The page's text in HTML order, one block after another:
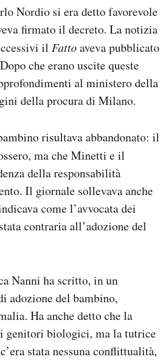
Nordio si era detto favorevole
firmato il decreto. La notizia
il Fattoaveva pubblicato
che erano uscite queste
al ministero della
della procura di Milano.
risultava abbandonato: il
ma che Minetti e il
della responsabilità
Il giornale sollevava anche
come l’avvocata dei
contraria all’adozione del
Nanni ha scritto, in un
adozione del bambino,
Ha anche detto che la
genitori biologici, ma la tutrice
stata nessuna conflittualità,